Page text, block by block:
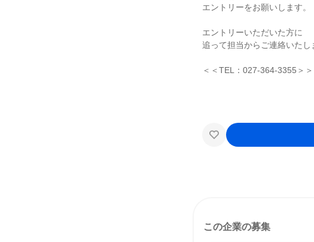
エントリーをお願いします。
エントリーいただいた方に
追って担当からご連絡いたし
＜＜TEL：027-364-3355＞＞
この企業の募集